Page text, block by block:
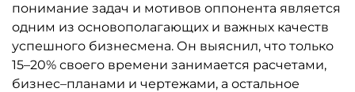
понимание задач и мотивов оппонента является
одним из основополагающих и важных качеств
успешного бизнесмена. Он выяснил, что только
15–20% своего времени занимается расчетами,
бизнес–планами и чертежами, а остальное